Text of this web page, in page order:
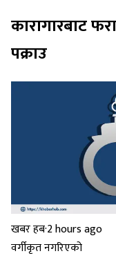
कारागारबाट
पक्राउ
खबर हब·2 hours ago
वर्गीकृत नगरिएको